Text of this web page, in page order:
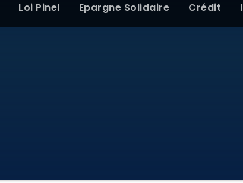
Loi Pinel Epargne Solidaire Crédit